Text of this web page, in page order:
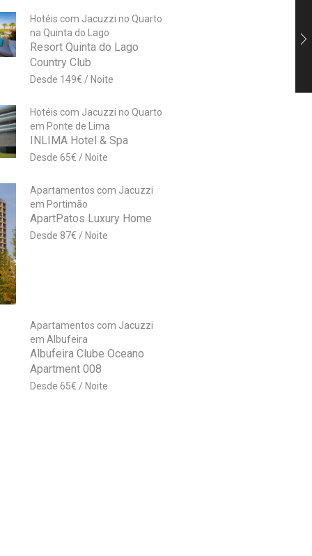
Hotéis com Jacuzzi no Quarto
na Quinta do Lago
Resort Quinta do Lago
Country Club
149€
Hotéis com Jacuzzi no Quarto
em Ponte de Lima
INLIMA Hotel & Spa
65€
Apartamentos com Jacuzzi
em Portimão
ApartPatos Luxury Home
87€
Apartamentos com Jacuzzi
em Albufeira
Albufeira Clube Oceano
Apartment 008
65€